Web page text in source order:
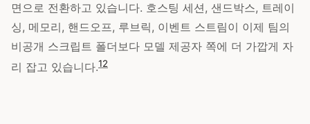
면으로 전환하고 있습니다. 호스팅 세션, 샌드박스, 트레이
싱, 메모리, 핸드오프, 루브릭, 이벤트 스트림이 이제 팀의
비공개 스크립트 폴더보다 모델 제공자 쪽에 더 가깝게 자
리 잡고 있습니다.12